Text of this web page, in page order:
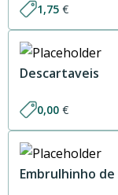
1,75 €
Descartaveis
0,00 €
Embrulhinho